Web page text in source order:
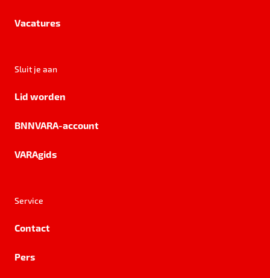
Vacatures
Sluit je aan
Lid worden
BNNVARA-account
VARAgids
Service
Contact
Pers